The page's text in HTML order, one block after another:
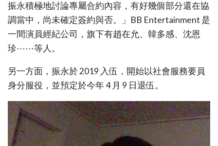
振永積極地討論專屬合約內容，有好幾個部分還在協
調當中，尚未確定簽約與否。」BB Entertainment 是
一間演員經紀公司，旗下有趙在允、韓多感、沈恩
珍⋯⋯等人。
另一方面，振永於 2019 入伍，開始以社會服務要員
身分服役，並預定於今年 4 月 9 日退伍。